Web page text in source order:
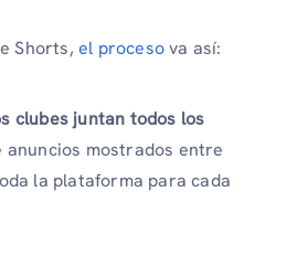
Shorts, el procesova así:
clubes juntan todos los
anuncios mostrados entre
la plataforma para cada